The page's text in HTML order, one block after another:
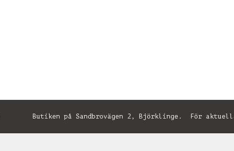
Butiken på Sandbrovägen 2, Björklinge. För